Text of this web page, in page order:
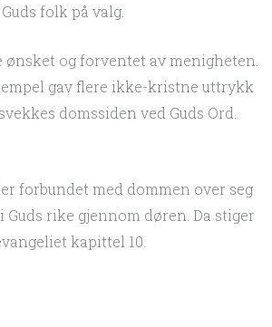
folk på valg.
og forventet av menigheten.
gav flere ikke-kristne uttrykk
domssiden ved Guds Ord.
forbundet med dommen over seg
rike gjennom døren. Da stiger
kapittel 10.